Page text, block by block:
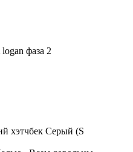
фаза 2
хэтчбек Серый (S